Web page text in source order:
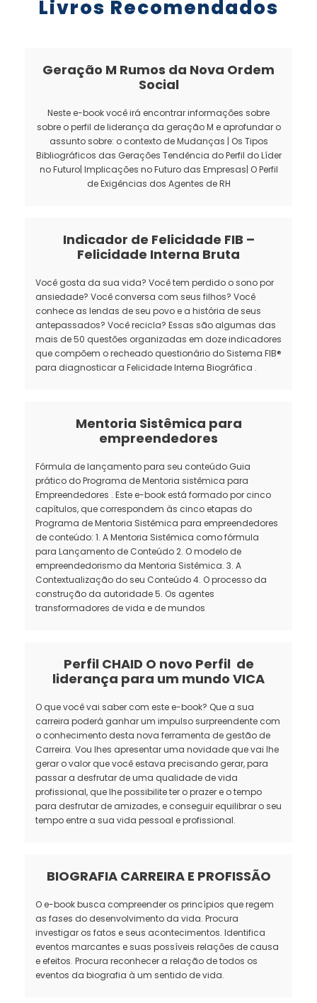
Livros Recomendados
Geração M Rumos da Nova Ordem
Social
Neste e-book você irá encontrar informações sobre
sobre o perfil de liderança da geração M e aprofundar o
assunto sobre: o contexto de Mudanças | Os Tipos
Bibliográficos das Gerações Tendência do Perfil do Líder
no Futuro| Implicações no Futuro das Empresas| O Perfil
de Exigências dos Agentes de RH
Indicador de Felicidade FIB –
Felicidade Interna Bruta
Você gosta da sua vida? Você tem perdido o sono por
ansiedade? Você conversa com seus filhos? Você
conhece as lendas de seu povo e a história de seus
antepassados? Você recicla? Essas são algumas das
mais de 50 questões organizadas em doze indicadores
que compõem o recheado questionário do Sistema FIB®
para diagnosticar a Felicidade Interna Biográfica .
Mentoria Sistêmica para
empreendedores
Fórmula de lançamento para seu conteúdo Guia
prático do Programa de Mentoria sistêmica para
Empreendedores . Este e-book está formado por cinco
capítulos, que correspondem às cinco etapas do
Programa de Mentoria Sistêmica para empreendedores
de conteúdo: 1. A Mentoria Sistêmica como fórmula
para Lançamento de Conteúdo 2. O modelo de
empreendedorismo da Mentoria Sistêmica. 3. A
Contextualização do seu Conteúdo 4. O processo da
construção da autoridade 5. Os agentes
transformadores de vida e de mundos
Perfil CHAID O novo Perfil de
liderança para um mundo VICA
O que você vai saber com este e-book? Que a sua
carreira poderá ganhar um impulso surpreendente com
o conhecimento desta nova ferramenta de gestão de
Carreira. Vou lhes apresentar uma novidade que vai lhe
gerar o valor que você estava precisando gerar, para
passar a desfrutar de uma qualidade de vida
profissional, que lhe possibilite ter o prazer e o tempo
para desfrutar de amizades, e conseguir equilibrar o seu
tempo entre a sua vida pessoal e profissional.
BIOGRAFIA CARREIRA E PROFISSÃO
O e-book busca compreender os princípios que regem
as fases do desenvolvimento da vida. Procura
investigar os fatos e seus acontecimentos. Identifica
eventos marcantes e suas possíveis relações de causa
e efeitos. Procura reconhecer a relação de todos os
eventos da biografia à um sentido de vida.